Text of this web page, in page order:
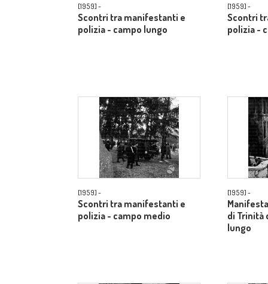
[1959] -
Scontri tra manifestanti e
polizia - campo lungo
[1959] -
Scontri
polizia -
[1959] -
Scontri tra manifestanti e
polizia - campo medio
[1959] -
di Trinità
lungo